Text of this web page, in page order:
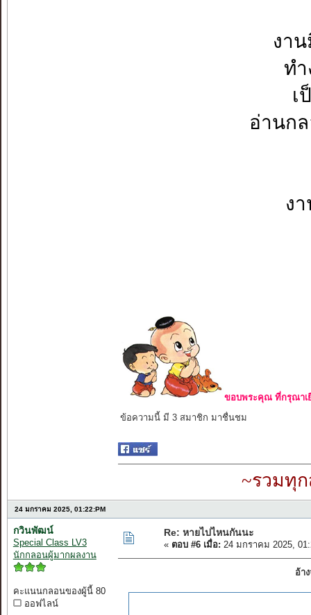
งา
ท
เ
อ่านก
ง
ขอบพระคุณ ที่กรุณาเ
ข้อความนี้ มี 3 สมาชิก มาชื่นชม
~รวมทุ
24 มกราคม 2025, 01:22:PM
กวินพัฒน์
Special Class LV3
นักกลอนผู้มากผลงาน
คะแนนกลอนของผู้นี้ 80
ออฟไลน์
Re: หายไปไหนกันนะ
« ตอบ #6 เมื่อ: 24 มกราคม 2025,
อ้า